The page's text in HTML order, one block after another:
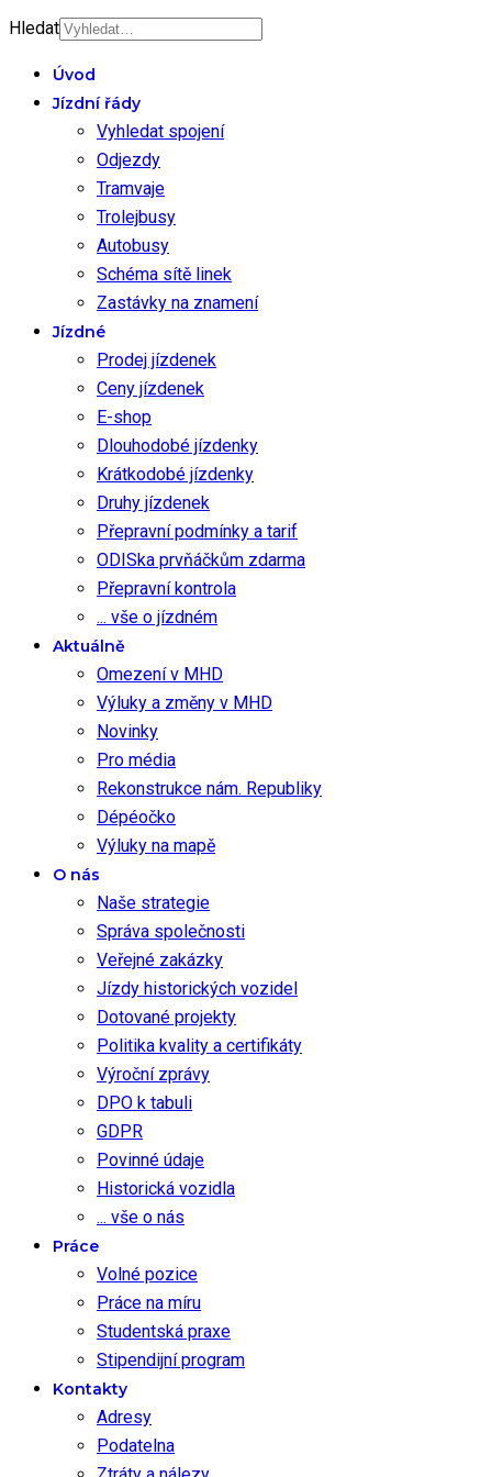
Hledat
Úvod
Jízdní řády
Vyhledat spojení
Odjezdy
Tramvaje
Trolejbusy
Autobusy
Schéma sítě linek
Zastávky na znamení
Jízdné
Prodej jízdenek
Ceny jízdenek
E-shop
Dlouhodobé jízdenky
Krátkodobé jízdenky
Druhy jízdenek
Přepravní podmínky a tarif
ODISka prvňáčkům zdarma
Přepravní kontrola
... vše o jízdném
Aktuálně
Omezení v MHD
Výluky a změny v MHD
Novinky
Pro média
Rekonstrukce nám. Republiky
Dépéočko
Výluky na mapě
O nás
Naše strategie
Správa společnosti
Veřejné zakázky
Jízdy historických vozidel
Dotované projekty
Politika kvality a certifikáty
Výroční zprávy
DPO k tabuli
GDPR
Povinné údaje
Historická vozidla
... vše o nás
Práce
Volné pozice
Práce na míru
Studentská praxe
Stipendijní program
Kontakty
Adresy
Podatelna